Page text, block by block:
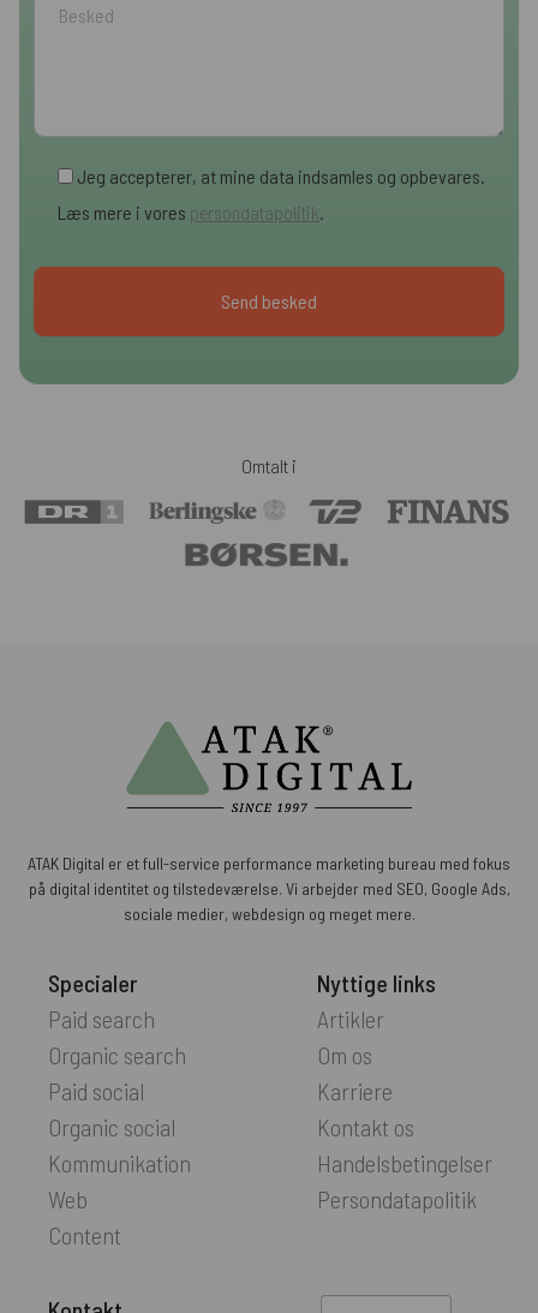
Jeg accepterer, at mine data indsamles og opbevares.
Læs mere i vores persondatapolitik.
Omtalt i
ATAK Digital er et full-service performance marketing bureau med fokus
på digital identitet og tilstedeværelse. Vi arbejder med SEO, Google Ads,
sociale medier, webdesign og meget mere.
Specialer
Paid search
Organic search
Paid social
Organic social
Kommunikation
Web
Content
Nyttige links
Artikler
Om os
Karriere
Kontakt os
Handelsbetingelser
Persondatapolitik